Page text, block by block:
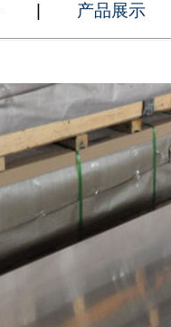
产品展示